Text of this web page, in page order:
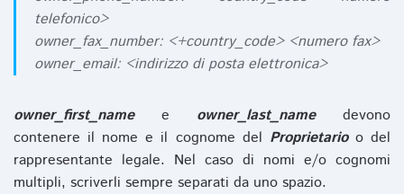
telefonico>
owner_fax_number: <+country_code> <numero fax>
owner_email: <indirizzo di posta elettronica>
owner_first_namee owner_last_namedevono
contenere il nome e il cognome del Proprietarioo del
rappresentante legale. Nel caso di nomi e/o cognomi
multipli, scriverli sempre separati da uno spazio.